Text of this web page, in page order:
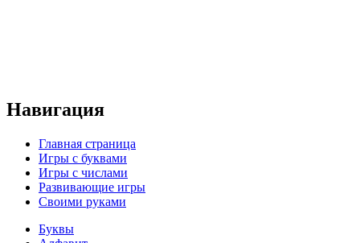
Навигация
Главная страница
Игры с буквами
Игры с числами
Развивающие игры
Своими руками
Буквы